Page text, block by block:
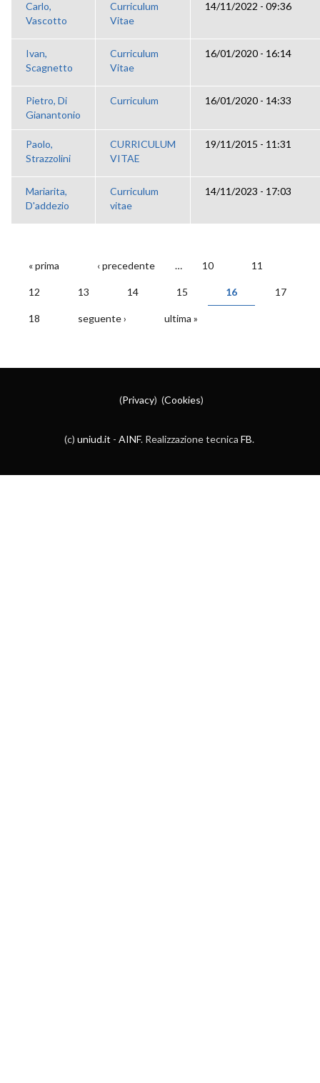
Carlo,
Vascotto
Curriculum
Vitae
14/11/2022 - 09:36
Ivan,
Scagnetto
Curriculum
Vitae
16/01/2020 - 16:14
Pietro, Di
Gianantonio
Curriculum 16/01/2020 - 14:33
Paolo,
Strazzolini
CURRICULUM
VITAE
19/11/2015 - 11:31
Mariarita,
D'addezio
Curriculum
vitae
14/11/2023 - 17:03
PAGINE
« prima ‹ precedente … 10 11
12 13 14 15 16 17
18 seguente › ultima »
(Privacy) (Cookies)
(c) uniud.it - AINF. Realizzazione tecnica FB.